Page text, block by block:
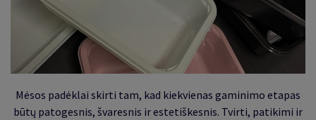
Mėsos padėklai skirti tam, kad kiekvienas gaminimo etapas
būtų patogesnis, švaresnis ir estetiškesnis. Tvirti, patikimi ir